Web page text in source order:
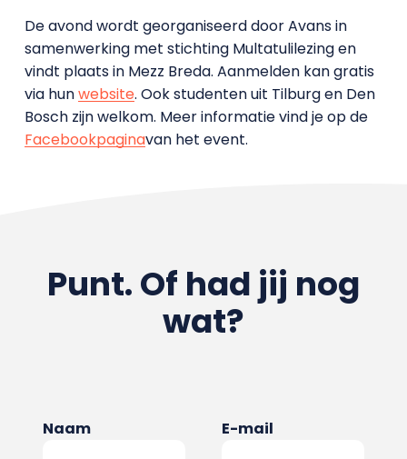
De avond wordt georganiseerd door Avans in
samenwerking met stichting Multatulilezing en
vindt plaats in Mezz Breda. Aanmelden kan gratis
via hunwebsite. Ook studenten uit Tilburg en Den
Bosch zijn welkom. Meer informatie vind je op de
Facebookpaginavan het event.
Punt. Of had jij nog
wat?
Naam E-mail